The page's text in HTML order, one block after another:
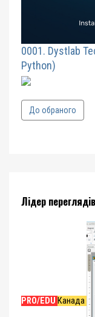
0001. Dystlab
Python)
До обраного
Лідер переглядів
PRO/EDU Канада